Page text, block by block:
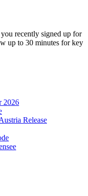
recently signed up for
up to 30 minutes for key
2026
Release